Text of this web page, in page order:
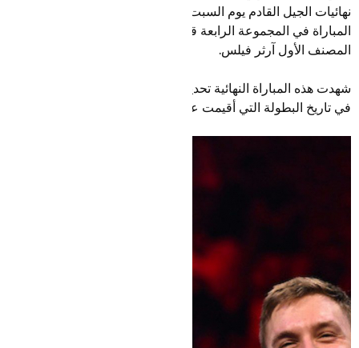
نهائيات الجيل القادم يوم السبت، بعد أن أهدر نقطتين لحسم
المباراة في المجموعة الرابعة قبل أن ينتصر في النهاية على
المصنف الأول آرثر فيلس.
شهدت هذه المباراة النهائية تحديد الفائز بخمس مجموعات لأول مرة
في تاريخ البطولة التي أقيمت على مدار ست نسخ.